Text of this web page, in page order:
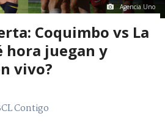
Agencia Uno
Coquimbo vs La
hora juegan y
vivo?
Contigo